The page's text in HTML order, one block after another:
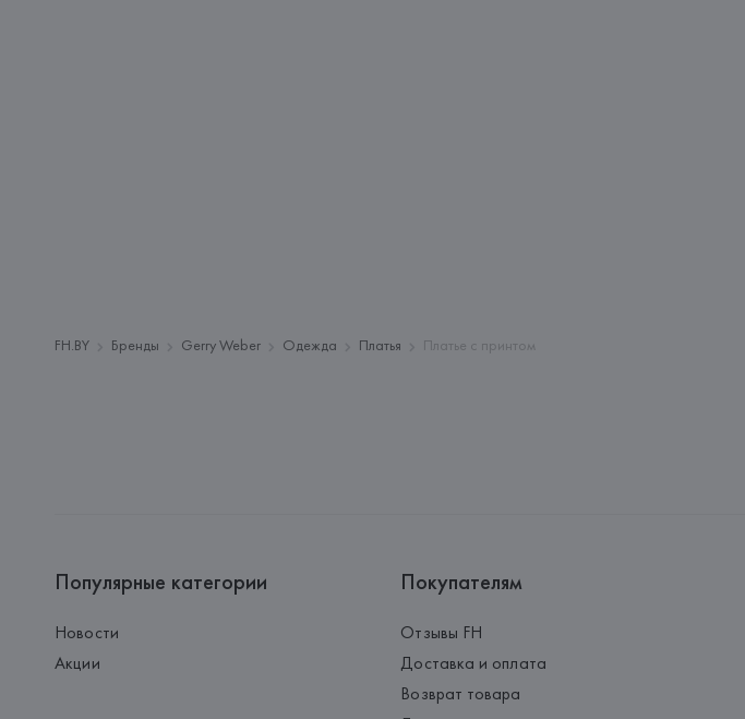
FH.BY Бренды Gerry Weber Одежда Платья Платье с принтом
Популярные категории
Новости
Акции
Покупателям
Отзывы FH
Доставка и оплата
Возврат товара